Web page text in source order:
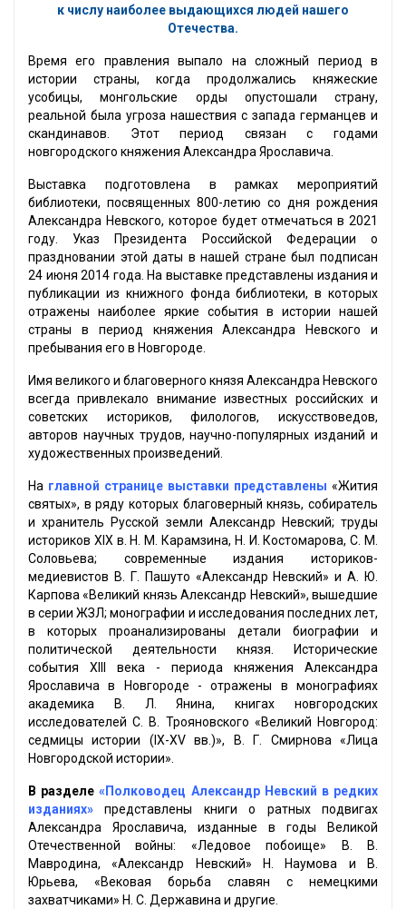
к числу наиболее выдающихся людей нашего
Отечества.
Время его правления выпало на сложный период в
истории страны, когда продолжались княжеские
усобицы, монгольские орды опустошали страну,
реальной была угроза нашествия с запада германцев и
скандинавов. Этот период связан с годами
новгородского княжения Александра Ярославича.
Выставка подготовлена в рамках мероприятий
библиотеки, посвященных 800-летию со дня рождения
Александра Невского, которое будет отмечаться в 2021
году. Указ Президента Российской Федерации о
праздновании этой даты в нашей стране был подписан
24 июня 2014 года. На выставке представлены издания и
публикации из книжного фонда библиотеки, в которых
отражены наиболее яркие события в истории нашей
страны в период княжения Александра Невского и
пребывания его в Новгороде.
Имя великого и благоверного князя Александра Невского
всегда привлекало внимание известных российских и
советских историков, филологов, искусствоведов,
авторов научных трудов, научно-популярных изданий и
художественных произведений.
На главной странице выставки представлены «Жития
святых», в ряду которых благоверный князь, собиратель
и хранитель Русской земли Александр Невский; труды
историков XIX в. Н. М. Карамзина, Н. И. Костомарова, С. М.
Соловьева; современные издания историков-
медиевистов В. Г. Пашуто «Александр Невский» и А. Ю.
Карпова «Великий князь Александр Невский», вышедшие
в серии ЖЗЛ; монографии и исследования последних лет,
в которых проанализированы детали биографии и
политической деятельности князя. Исторические
события XIII века - периода княжения Александра
Ярославича в Новгороде - отражены в монографиях
академика В. Л. Янина, книгах новгородских
исследователей С. В. Трояновского «Великий Новгород:
седмицы истории (IX-XV вв.)», В. Г. Смирнова «Лица
Новгородской истории».
В разделе«Полководец Александр Невский в редких
изданиях» представлены книги о ратных подвигах
Александра Ярославича, изданные в годы Великой
Отечественной войны: «Ледовое побоище» В. В.
Мавродина, «Александр Невский» Н. Наумова и В.
Юрьева, «Вековая борьба славян с немецкими
захватчиками» Н. С. Державина и другие.